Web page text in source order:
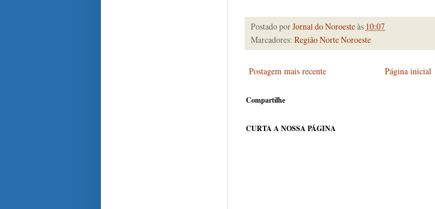
Postado porJornal do Noroesteàs 10:07
Marcadores: Região Norte Noroeste
Postagem mais recente Página inicial
Compartilhe
CURTA A NOSSA PÁGINA